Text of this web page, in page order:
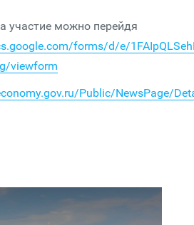
участие можно перейдя
forms/d/e/
viewform
Public/NewsPage/